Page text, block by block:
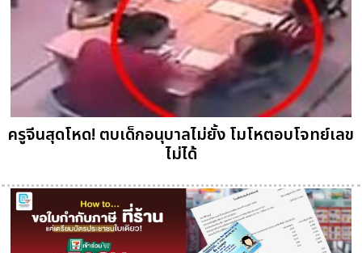
ครูจีนสุดโหด! ตบเด็กอนุบาลไม่ยั้ง โมโหตอบโจทย์เลข
ไม่ได้